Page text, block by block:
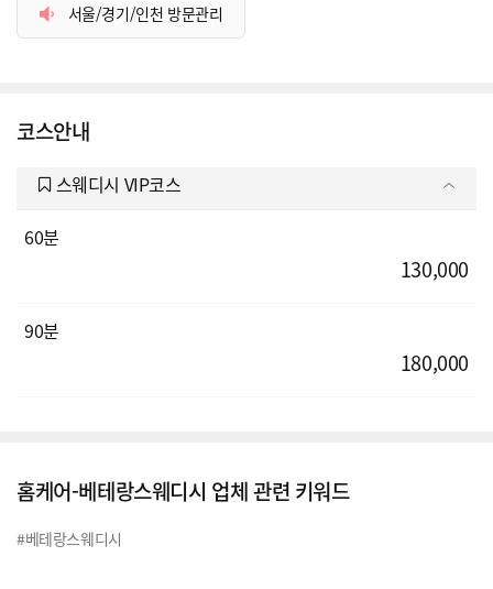
서울/경기/인천 방문관리
코스안내
스웨디시 VIP코스
60분
130,000
90분
180,000
홈케어-베테랑스웨디시 업체 관련 키워드
#베테랑스웨디시